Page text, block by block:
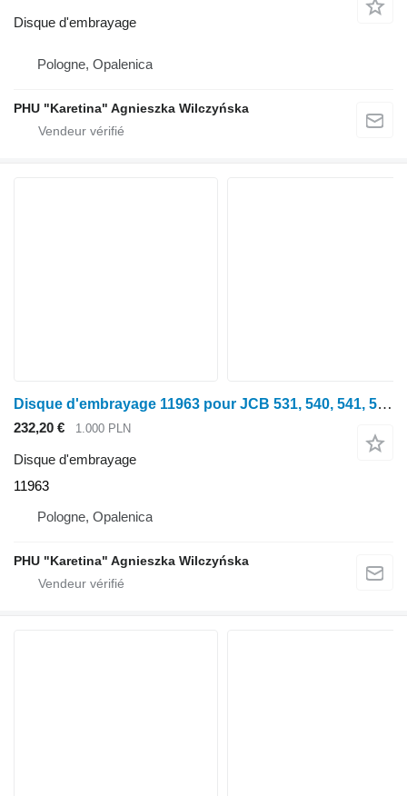
Disque d'embrayage
Pologne, Opalenica
PHU "Karetina" Agnieszka Wilczyńska
Disque d'embrayage 11963 pour JCB 531, 540, 541, 535, 536
232,20 € 1.000 PLN
Disque d'embrayage
11963
Pologne, Opalenica
PHU "Karetina" Agnieszka Wilczyńska